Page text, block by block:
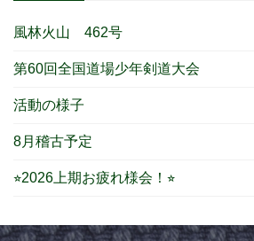
風林火山 462号
第60回全国道場少年剣道大会
活動の様子
8月稽古予定
⭐︎2026上期お疲れ様会！⭐︎